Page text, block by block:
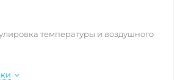
температуры и воздушного